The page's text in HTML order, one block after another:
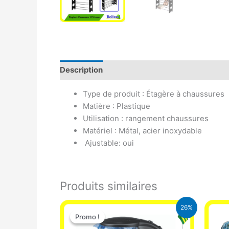
Description
Type de produit : Étagère à chaussures
Matière : Plastique
Utilisation : rangement chaussures
Matériel : Métal, acier inoxydable
Ajustable: oui
Produits similaires
26%
Promo !
Promo !
Le
prix
initial
Le
actuel